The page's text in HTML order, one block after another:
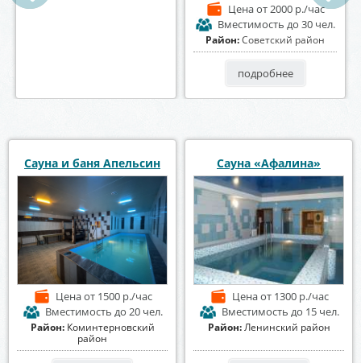
Ценаот 2000 р./час
Вместимость до 30 чел.
Район:Советский район
подробнее
Сауна и баня Апельсин
Ценаот 1500 р./час
Вместимость до 20 чел.
Район: Коминтерновский
район
Сауна «Афалина»
Ценаот 1300 р./час
Вместимость до 15 чел.
Район:Ленинский район